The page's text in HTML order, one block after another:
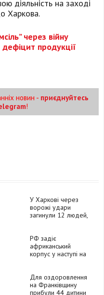
діяльність на заході
Харкова.
через війну
продукції
новин - приєднуйтесь
!
У Харкові через
ворожі удари
загинули 12 людей,
РФ задіє
африканський
корпус у наступі на
Для оздоровлення
на Франківщину
прибули 44 дитини